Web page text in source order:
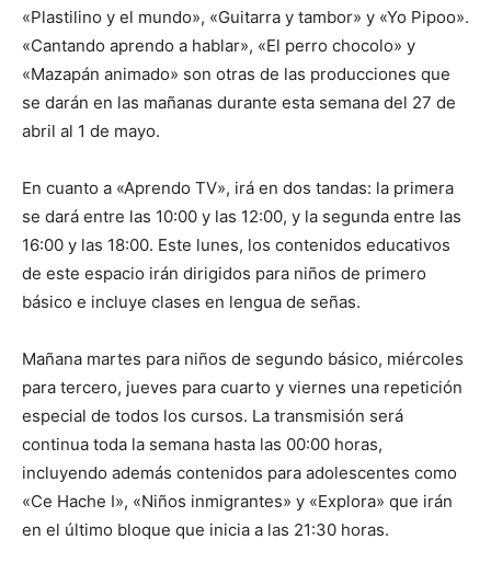
«Plastilino y el mundo», «Guitarra y tambor» y «Yo Pipoo».
«Cantando aprendo a hablar», «El perro chocolo» y
«Mazapán animado» son otras de las producciones que
se darán en las mañanas durante esta semana del 27 de
abril al 1 de mayo.
En cuanto a «Aprendo TV», irá en dos tandas: la primera
se dará entre las 10:00 y las 12:00, y la segunda entre las
16:00 y las 18:00. Este lunes, los contenidos educativos
de este espacio irán dirigidos para niños de primero
básico e incluye clases en lengua de señas.
Mañana martes para niños de segundo básico, miércoles
para tercero, jueves para cuarto y viernes una repetición
especial de todos los cursos. La transmisión será
continua toda la semana hasta las 00:00 horas,
incluyendo además contenidos para adolescentes como
«Ce Hache I», «Niños inmigrantes» y «Explora» que irán
en el último bloque que inicia a las 21:30 horas.